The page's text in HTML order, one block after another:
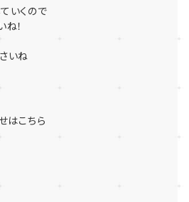
いくので
！
いね
はこちら